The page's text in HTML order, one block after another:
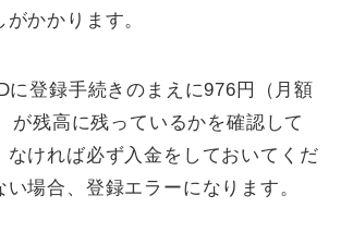
かかります。
に登録手続きのまえに976円（月額
が残高に残っているかを確認して
なければ必ず入金をしておいてくだ
い場合、登録エラーになります。